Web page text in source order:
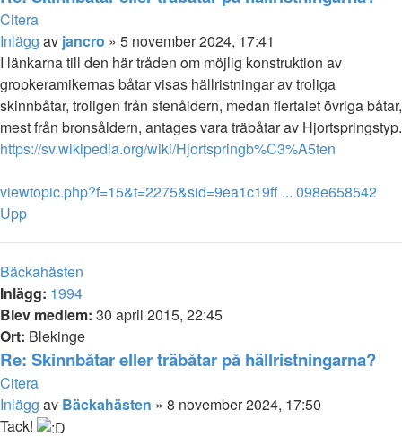
Citera
Inlägg av jancro » 5 november 2024, 17:41
I länkarna till den här tråden om möjlig konstruktion av
gropkeramikernas båtar visas hällristningar av troliga
skinnbåtar, troligen från stenåldern, medan flertalet övriga båtar,
mest från bronsåldern, antages vara träbåtar av Hjortspringstyp.
https://sv.wikipedia.org/wiki/Hjortspringb%C3%A5ten
viewtopic.php?f=15&t=2275&sid=9ea1c19ff ... 098e658542
Upp
Bäckahästen
Inlägg: 1994
Blev medlem: 30 april 2015, 22:45
Ort: Blekinge
Re: Skinnbåtar eller träbåtar på hällristningarna?
Citera
Inlägg av Bäckahästen » 8 november 2024, 17:50
Tack!